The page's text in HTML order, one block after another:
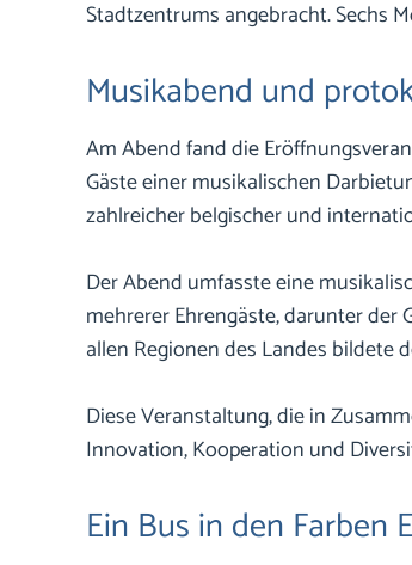
Stadtzentrums angebracht. Sechs
Musikabend und
Am Abend fand die
Gäste einer musikalischen
zahlreicher belgischer und
Der Abend umfasste eine
mehrerer Ehrengäste, darunter der
allen Regionen des Landes bildete
Diese Veranstaltung, die in
Innovation, Kooperation und
Ein Bus in den Farben